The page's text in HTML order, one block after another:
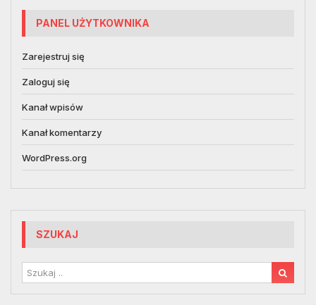
PANEL UŻYTKOWNIKA
Zarejestruj się
Zaloguj się
Kanał wpisów
Kanał komentarzy
WordPress.org
SZUKAJ